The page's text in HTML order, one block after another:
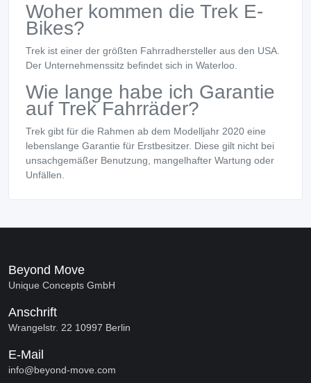
Woher kommen die Trek E-
Bikes?
Trek ist einer der größten Fahrradhersteller aus den USA.
Der Unternehmenssitz befindet sich in Waterloo.
Wie lange habe ich Garantie
auf Trek Fahrräder?
Trek gibt für die Rahmen ab dem Modelljahr 2020 eine
lebenslange Garantie für Erstbesitzer. Diese gilt nicht bei
unsachgemäßer Benutzung, mangelhafter Wartung oder
Unfällen.
Beyond Move
Unique Concepts GmbH
Anschrift
Wrangelstr. 22 10997 Berlin
E-Mail
info@beyond-move.com